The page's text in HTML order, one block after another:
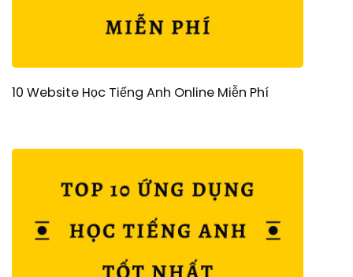
10 Website Học Tiếng Anh Online Miễn Phí